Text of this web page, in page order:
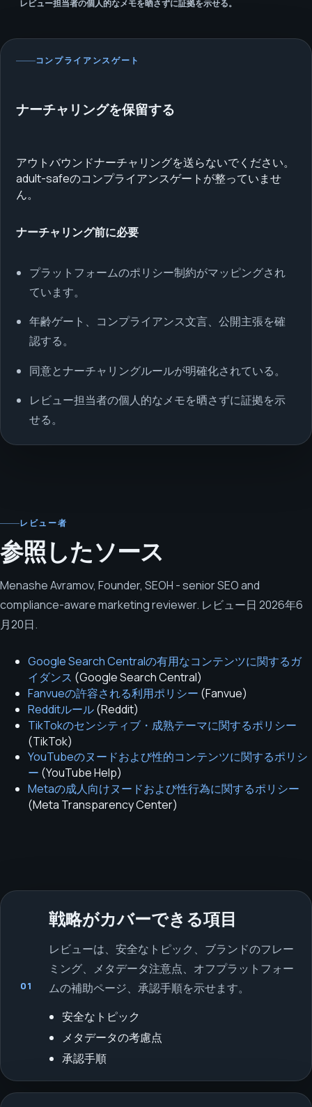
レビュー担当者の個人的なメモを晒さずに証拠を示せる。
コンプライアンスゲート
ナーチャリングを保留する
アウトバウンドナーチャリングを送らないでください。
adult-safeのコンプライアンスゲートが整っていませ
ん。
ナーチャリング前に必要
プラットフォームのポリシー制約がマッピングされ
ています。
年齢ゲート、コンプライアンス文言、公開主張を確
認する。
同意とナーチャリングルールが明確化されている。
レビュー担当者の個人的なメモを晒さずに証拠を示
せる。
レビュー者
参照したソース
Menashe Avramov, Founder, SEOH - senior SEO and
compliance-aware marketing reviewer. レビュー日 2026年6
月20日.
Google Search Centralの有用なコンテンツに関するガ
イダンス (Google Search Central)
Fanvueの許容される利用ポリシー (Fanvue)
Redditルール(Reddit)
TikTokのセンシティブ・成熟テーマに関するポリシー
(TikTok)
YouTubeのヌードおよび性的コンテンツに関するポリシ
ー (YouTube Help)
Metaの成人向けヌードおよび性行為に関するポリシー
(Meta Transparency Center)
01
戦略がカバーできる項目
レビューは、安全なトピック、ブランドのフレー
ミング、メタデータ注意点、オフプラットフォー
ムの補助ページ、承認手順を示せます。
安全なトピック
メタデータの考慮点
承認手順